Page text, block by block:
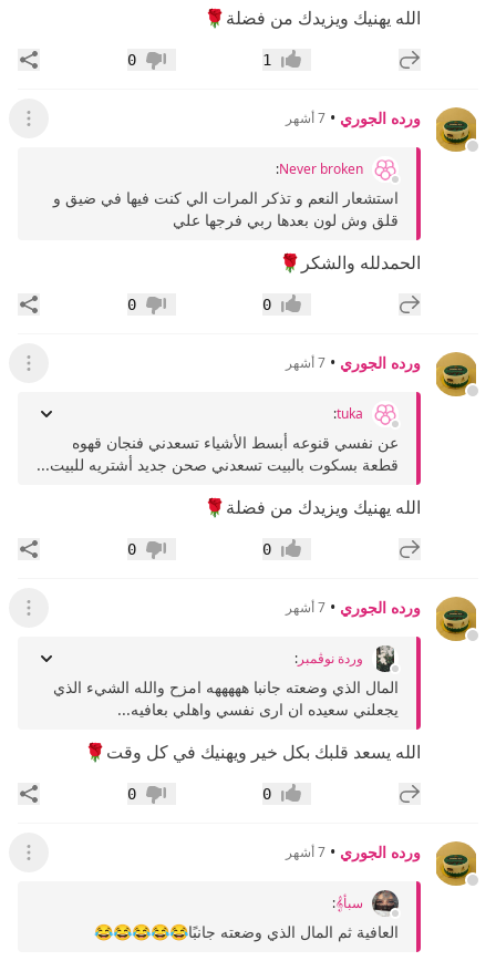
الله يهنيك ويزيدك من فضلة🌹
إضافة رد جديد إعجاب1 عدم إعجاب
0
ورده الجوري • 7 أشهر عرض
Never broken
:
استشعار النعم و تذكر المرات الي كنت فيها في ضيق و
قلق وش لون بعدها ربي فرجها علي
الحمدلله والشكر🌹
إضافة رد جديد إعجاب0 عدم إعجاب
0
ورده الجوري • 7 أشهر عرض
tuka
:
عن نفسي قنوعه أبسط الأشياء تسعدني فنجان قهوه
قطعة بسكوت بالبيت تسعدني صحن جديد أشتريه للبيت...
الله يهنيك ويزيدك من فضلة🌹
إضافة رد جديد إعجاب0 عدم إعجاب
0
ورده الجوري • 7 أشهر عرض
وردة نوڤمبر:
المال الذي وضعته جانبا هههههه امزح والله الشيء الذي
يجعلني سعيده ان ارى نفسي واهلي بعافيه...
الله يسعد قلبك بكل خير ويهنيك في كل وقت🌹
إضافة رد جديد إعجاب0 عدم إعجاب
0
ورده الجوري • 7 أشهر عرض
سبأ𝄞 :
العافية ثم المال الذي وضعته جانبًا😂😂😂😂😂